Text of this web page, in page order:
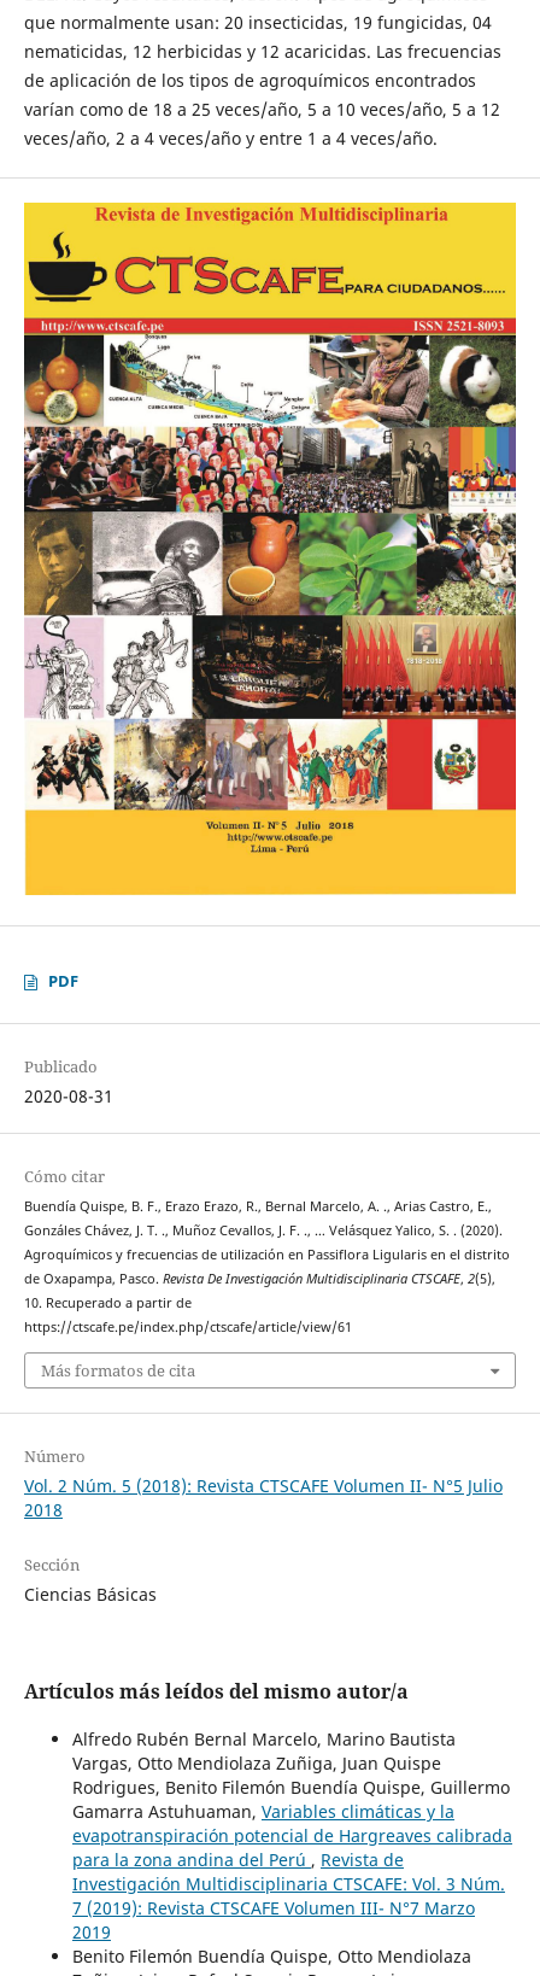
que normalmente usan: 20 insecticidas, 19 fungicidas, 04
nematicidas, 12 herbicidas y 12 acaricidas. Las frecuencias
de aplicación de los tipos de agroquímicos encontrados
varían como de 18 a 25 veces/año, 5 a 10 veces/año, 5 a 12
veces/año, 2 a 4 veces/año y entre 1 a 4 veces/año.
PDF
Publicado
2020-08-31
Cómo citar
Buendía Quispe, B. F., Erazo Erazo, R., Bernal Marcelo, A. ., Arias Castro, E.,
Gonzáles Chávez, J. T. ., Muñoz Cevallos, J. F. ., … Velásquez Yalico, S. . (2020).
Agroquímicos y frecuencias de utilización en Passiflora Ligularis en el distrito
de Oxapampa, Pasco. Revista De Investigación Multidisciplinaria CTSCAFE, 2(5),
10. Recuperado a partir de
https://ctscafe.pe/index.php/ctscafe/article/view/61
Más formatos de cita
Número
Vol. 2 Núm. 5 (2018): Revista CTSCAFE Volumen II- N°5 Julio
2018
Sección
Ciencias Básicas
Artículos más leídos del mismo autor/a
Alfredo Rubén Bernal Marcelo, Marino Bautista
Vargas, Otto Mendiolaza Zuñiga, Juan Quispe
Rodrigues, Benito Filemón Buendía Quispe, Guillermo
Gamarra Astuhuaman, Variables climáticas y la
evapotranspiración potencial de Hargreaves calibrada
para la zona andina del Perú , Revista de
Investigación Multidisciplinaria CTSCAFE: Vol. 3 Núm.
7 (2019): Revista CTSCAFE Volumen III- N°7 Marzo
2019
Benito Filemón Buendía Quispe, Otto Mendiolaza